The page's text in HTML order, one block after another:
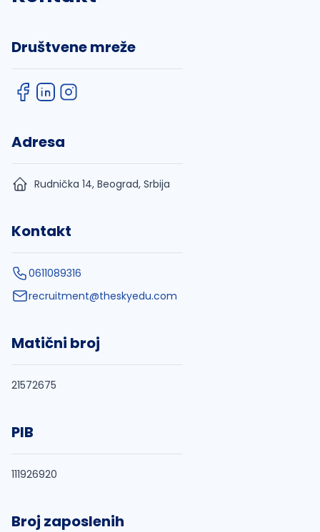
Društvene mreže
Adresa
Rudnička 14, Beograd, Srbija
Kontakt
0611089316
recruitment@theskyedu.com
Matični broj
21572675
PIB
111926920
Broj zaposlenih